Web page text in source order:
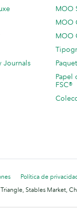
Journals
MOO
MOO
MOO
Papel
FSC®
Política de
Stables Market,